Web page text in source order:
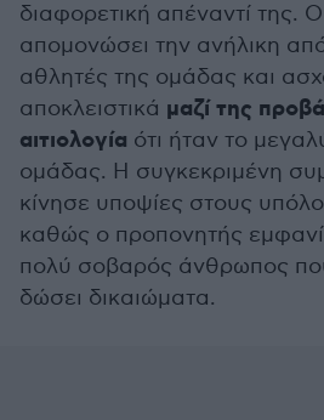
διαφορετική απέναντί της.
απομονώσει την ανήλικη
αθλητές της ομάδας και
αποκλειστικά μαζί της
αιτιολογία ότι ήταν το
ομάδας. Η συγκεκριμένη
κίνησε υποψίες στους
καθώς ο προπονητής
πολύ σοβαρός άνθρωπος
δώσει δικαιώματα.